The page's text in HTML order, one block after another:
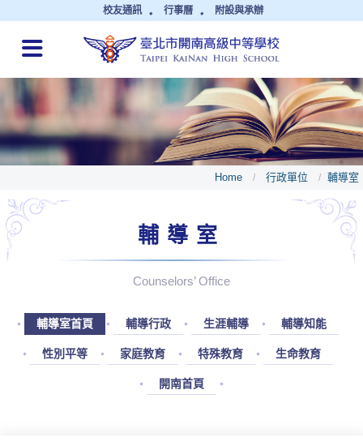
校友通訊 行事曆 附設與承辦
QUICK LINKS
Home / 行政單位 / 輔導室
輔導室
Counselors’ Office
輔導室首頁 輔導行政 生涯輔導 輔導知能
性別平等 家庭教育 特殊教育 生命教育
開南首頁